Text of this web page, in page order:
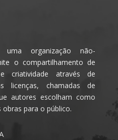
organização não-
o compartilhamento de
criatividade através de
licenças, chamadas de
autores escolham como
para o público.